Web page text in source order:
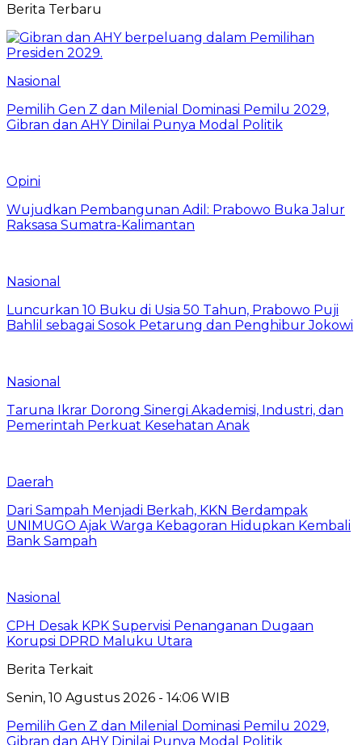
Berita Terbaru
Nasional
Pemilih Gen Z dan Milenial Dominasi Pemilu 2029,
Gibran dan AHY Dinilai Punya Modal Politik
Opini
Wujudkan Pembangunan Adil: Prabowo Buka Jalur
Raksasa Sumatra-Kalimantan
Nasional
Luncurkan 10 Buku di Usia 50 Tahun, Prabowo Puji
Bahlil sebagai Sosok Petarung dan Penghibur Jokowi
Nasional
Taruna Ikrar Dorong Sinergi Akademisi, Industri, dan
Pemerintah Perkuat Kesehatan Anak
Daerah
Dari Sampah Menjadi Berkah, KKN Berdampak
UNIMUGO Ajak Warga Kebagoran Hidupkan Kembali
Bank Sampah
Nasional
CPH Desak KPK Supervisi Penanganan Dugaan
Korupsi DPRD Maluku Utara
Berita Terkait
Senin, 10 Agustus 2026 - 14:06 WIB
Pemilih Gen Z dan Milenial Dominasi Pemilu 2029,
Gibran dan AHY Dinilai Punya Modal Politik